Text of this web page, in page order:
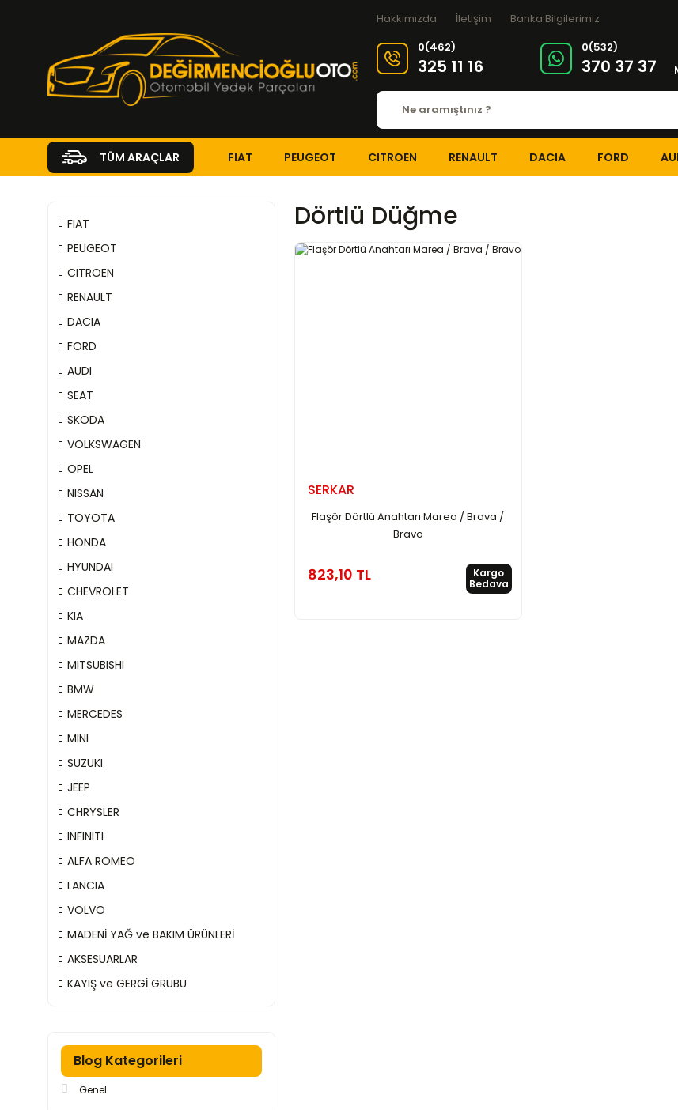
Hakkımızda İletişim
Banka Bilgilerimiz
0(462)
325 11 16
0(532)
370 37 37
TÜM ARAÇLAR FIAT PEUGEOT CITROEN RENAULT DACIA FORD
FIAT
PEUGEOT
CITROEN
RENAULT
DACIA
FORD
AUDI
SEAT
SKODA
VOLKSWAGEN
OPEL
NISSAN
TOYOTA
HONDA
HYUNDAI
CHEVROLET
KIA
MAZDA
MITSUBISHI
BMW
MERCEDES
MINI
SUZUKI
JEEP
CHRYSLER
INFINITI
ALFA ROMEO
LANCIA
VOLVO
MADENİ YAĞ ve BAKIM ÜRÜNLERİ
AKSESUARLAR
KAYIŞ ve GERGİ GRUBU
Blog Kategorileri
Genel
Dörtlü Düğme
SERKAR
Flaşör Dörtlü Anahtarı Marea / Brava /
Bravo
823,10 TL
Kargo
Bedava